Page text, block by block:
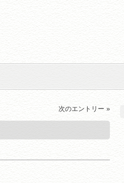
次のエントリー »